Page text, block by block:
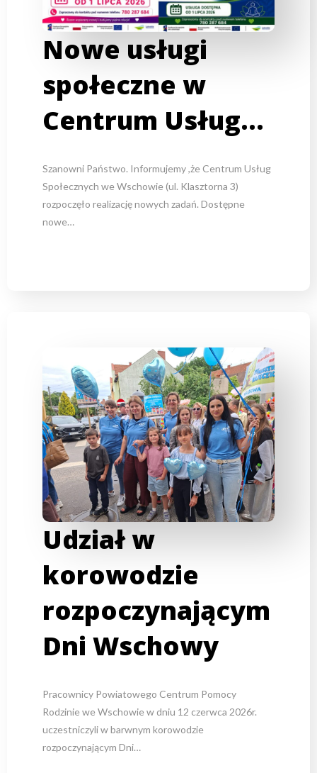
Nowe usługi
społeczne w
Centrum Usług…
Szanowni Państwo. Informujemy ,że Centrum Usług
Społecznych we Wschowie (ul. Klasztorna 3)
rozpoczęło realizację nowych zadań. Dostępne
nowe…
Udział w
korowodzie
rozpoczynającym
Dni Wschowy
Pracownicy Powiatowego Centrum Pomocy
Rodzinie we Wschowie w dniu 12 czerwca 2026r.
uczestniczyli w barwnym korowodzie
rozpoczynającym Dni…